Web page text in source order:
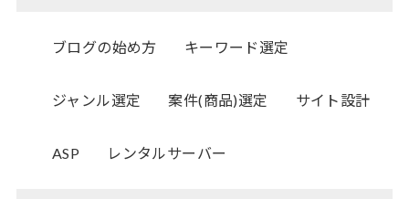
ブログの始め方 キーワード選定
ジャンル選定 案件(商品)選定 サイト設計
ASP レンタルサーバー